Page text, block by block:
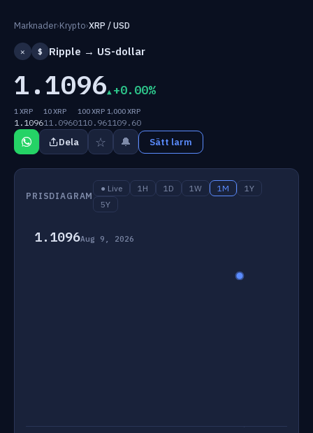
Marknader›Krypto›XRP / USD
✕ $ Ripple → US-dollar
1.1096 +0.00%
1 XRP
1.1096
10 XRP
11.0960
100 XRP
110.96
1,000 XRP
1109.60
Dela ☆ 🔔 Sätt larm
PRISDIAGRAM
● Live 1H 1D 1W 1M
1Y
5Y
1.1096Aug 9, 2026